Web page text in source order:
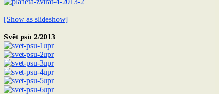
[Show as slideshow]
Svět psů 2/2013